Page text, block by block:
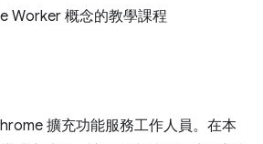
Worker 概念的教學課程
擴充功能服務工作人員。在本